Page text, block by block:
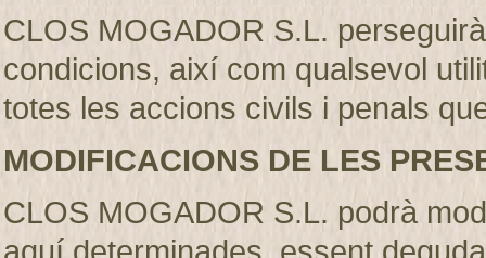
CLOS MOGADOR S.L.
condicions, així com qualsevol
totes les accions civils i penals
MODIFICACIONS DE LES
CLOS MOGADOR S.L. podrà